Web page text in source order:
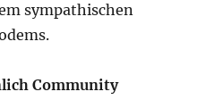
sympathischen
Community